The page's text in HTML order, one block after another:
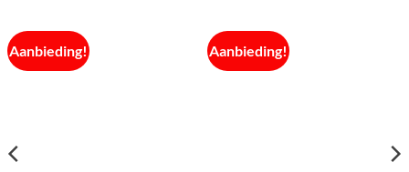
Aanbieding! Aanbieding!